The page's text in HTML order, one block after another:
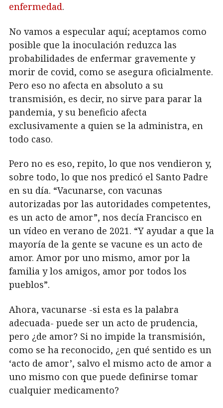
enfermedad.
No vamos a especular aquí; aceptamos como
posible que la inoculación reduzca las
probabilidades de enfermar gravemente y
morir de covid, como se asegura oficialmente.
Pero eso no afecta en absoluto a su
transmisión, es decir, no sirve para parar la
pandemia, y su beneficio afecta
exclusivamente a quien se la administra, en
todo caso.
Pero no es eso, repito, lo que nos vendieron y,
sobre todo, lo que nos predicó el Santo Padre
en su día. “Vacunarse, con vacunas
autorizadas por las autoridades competentes,
es un acto de amor”, nos decía Francisco en
un vídeo en verano de 2021. “Y ayudar a que la
mayoría de la gente se vacune es un acto de
amor. Amor por uno mismo, amor por la
familia y los amigos, amor por todos los
pueblos”.
Ahora, vacunarse -si esta es la palabra
adecuada- puede ser un acto de prudencia,
pero ¿de amor? Si no impide la transmisión,
como se ha reconocido, ¿en qué sentido es un
‘acto de amor’, salvo el mismo acto de amor a
uno mismo con que puede definirse tomar
cualquier medicamento?